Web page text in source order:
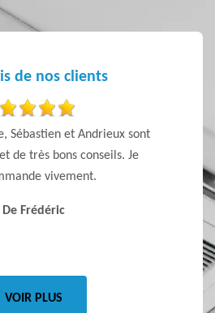
de nos clients
Sébastien et Andrieux sont
de très bons conseils. Je
vivement.
De Frédéric
pas
qui
VOIR PLUS